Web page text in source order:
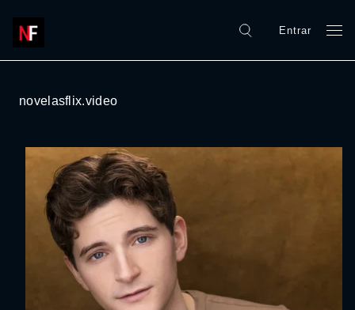
Entrar
novelasflix.video